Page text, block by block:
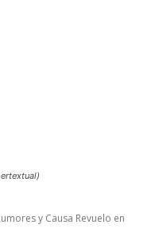
y Causa Revuelo en